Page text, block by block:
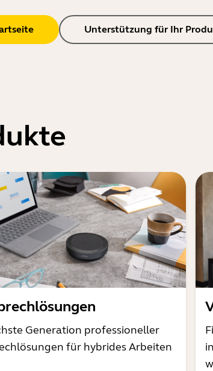
Unterstützung für Ihr
Generation professioneller
für hybrides Arbeiten